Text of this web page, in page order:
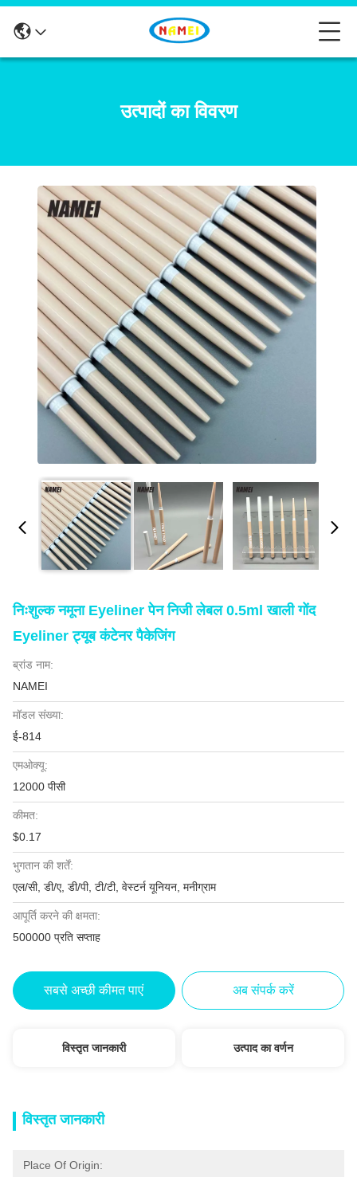
उत्पादों का विवरण
निःशुल्क नमूना Eyeliner पेन निजी लेबल 0.5ml खाली गोंद
Eyeliner ट्यूब कंटेनर पैकेजिंग
ब्रांड नाम:
NAMEI
मॉडल संख्या:
ई-814
एमओक्यू:
12000 पीसी
कीमत:
$0.17
भुगतान की शर्तें:
एल/सी, डी/ए, डी/पी, टी/टी, वेस्टर्न यूनियन, मनीग्राम
आपूर्ति करने की क्षमता:
500000 प्रति सप्ताह
सबसे अच्छी कीमत पाएं अब संपर्क करें
विस्तृत जानकारी उत्पाद का वर्णन
विस्तृत जानकारी
Place Of Origin: